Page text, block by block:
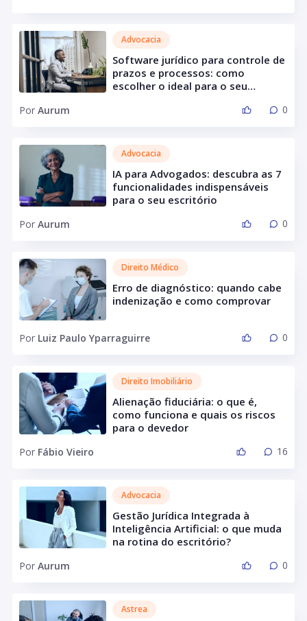
Advocacia
Software jurídico para controle de
prazos e processos: como
escolher o ideal para o seu
Por Aurum 0
Advocacia
IA para Advogados: descubra as 7
funcionalidades indispensáveis
para o seu escritório
Por Aurum 0
Direito Médico
Erro de diagnóstico: quando cabe
indenização e como comprovar
Por Luiz Paulo Yparraguirre 0
Direito Imobiliário
Alienação fiduciária: o que é,
como funciona e quais os riscos
para o devedor
Por Fábio Vieiro 16
Advocacia
Gestão Jurídica Integrada à
Inteligência Artificial: o que muda
na rotina do escritório?
Por Aurum 0
Astrea